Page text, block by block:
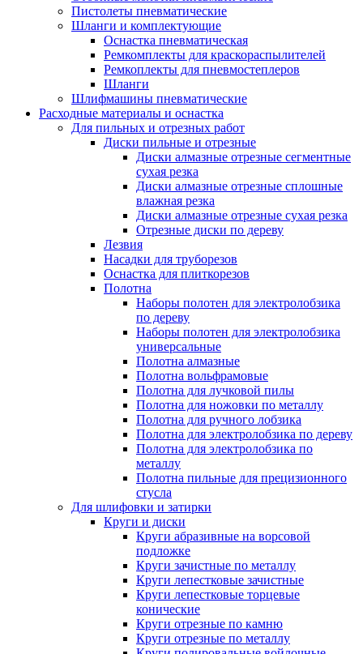
Пистолеты пневматические
Шланги и комплектующие
Оснастка пневматическая
Ремкомплекты для краскораспылителей
Ремкоплекты для пневмостеплеров
Шланги
Шлифмашины пневматические
Расходные материалы и оснастка
Для пильных и отрезных работ
Диски пильные и отрезные
Диски алмазные отрезные сегментные
сухая резка
Диски алмазные отрезные сплошные
влажная резка
Диски алмазные отрезные сухая резка
Отрезные диски по дереву
Лезвия
Насадки для труборезов
Оснастка для плиткорезов
Полотна
Наборы полотен для электролобзика
по дереву
Наборы полотен для электролобзика
универсальные
Полотна алмазные
Полотна вольфрамовые
Полотна для лучковой пилы
Полотна для ножовки по металлу
Полотна для ручного лобзика
Полотна для электролобзика по дереву
Полотна для электролобзика по
металлу
Полотна пильные для прецизионного
стусла
Для шлифовки и затирки
Круги и диски
Круги абразивные на ворсовой
подложке
Круги зачистные по металлу
Круги лепестковые зачистные
Круги лепестковые торцевые
конические
Круги отрезные по камню
Круги отрезные по металлу